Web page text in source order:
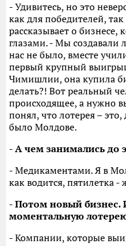
- Удивитесь, но это
как для победителей,
рассказывает о
глазами. - Мы создавали
нас не было, вместе
первый крупный
Чимишлии, она купила
делать?! Вот реальный
происходящее, а нужно
понял, что лотерея –
было Молдове.
- А чем занимались до
- Медикаментами. Я в
как водится, пятилетка
- Потом новый бизнес.
моментальную
- Компании, которые